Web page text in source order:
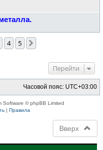
4 5
Перейти
Часовой пояс: UTC+03:00
Software © phpBB Limited
| Правила
Вверх